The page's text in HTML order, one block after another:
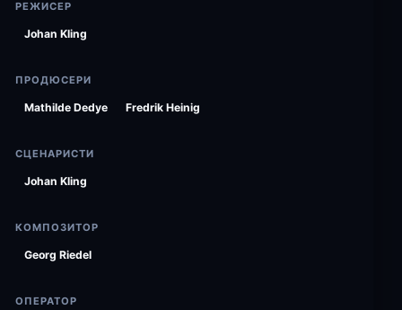
РЕЖИСЕР
Johan Kling
ПРОДЮСЕРИ
Mathilde Dedye Fredrik Heinig
СЦЕНАРИСТИ
Johan Kling
КОМПОЗИТОР
Georg Riedel
ОПЕРАТОР